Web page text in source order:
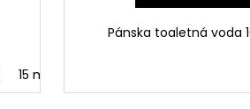
15 ml
Pánska toaletná voda